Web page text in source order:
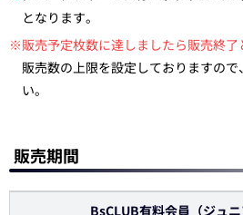
となります。
※販売予定枚数に達しましたら販売終了
販売数の上限を設定しておりますの
い。
販売期間
BsCLUB有料会員（ジュニ